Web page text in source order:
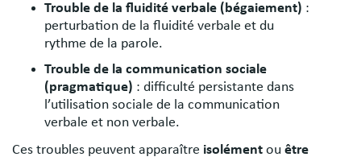
Trouble de la fluidité verbale (bégaiement) :
perturbation de la fluidité verbale et du
rythme de la parole.
Trouble de la communication sociale
(pragmatique) : difficulté persistante dans
l’utilisation sociale de la communication
verbale et non verbale.
Ces troubles peuvent apparaître isolément ou être